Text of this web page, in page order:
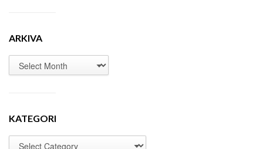
ARKIVA
KATEGORI